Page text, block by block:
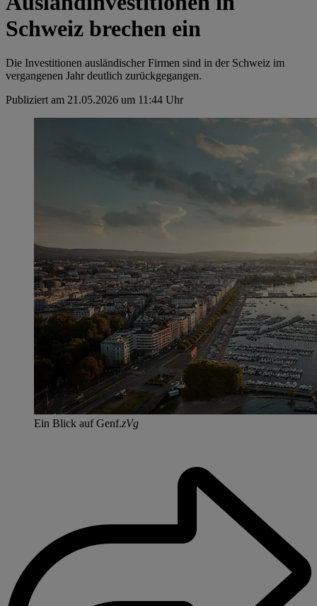
Schweiz brechen ein
Die Investitionen ausländischer Firmen sind in der Schweiz im
vergangenen Jahr deutlich zurückgegangen.
Publiziert am 21.05.2026 um 11:44 Uhr
Ein Blick auf Genf.zVg